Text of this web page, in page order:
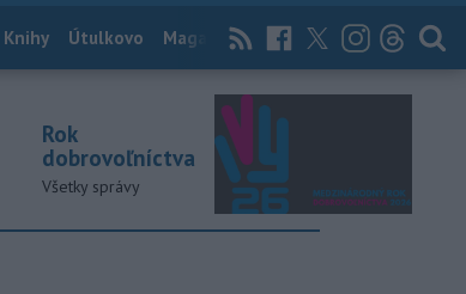
Knihy Útulkovo Magazín News Now Archív
Rok
dobrovoľníctva
Všetky správy